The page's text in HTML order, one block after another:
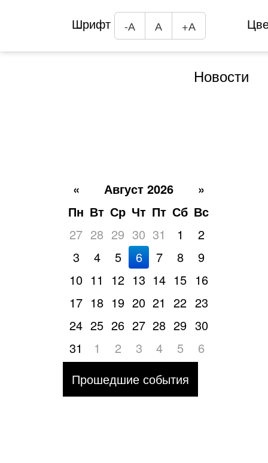
Шрифт -А А +А
Новости
« Август 2026
»
Пн Вт Ср Чт Пт Сб Вс
27 28 29 30 31 1
2
3
4 5 6 7 8
9
10 11 12 13 14 15 16
17 18 19 20 21 22 23
24 25 26 27 28 29 30
31
1 2 3 4 5
6
Прошедшие события